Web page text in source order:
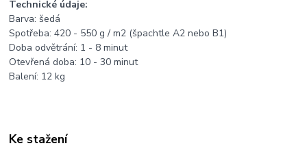
Technické údaje:
Barva: šedá
Spotřeba: 420 - 550 g / m2 (špachtle A2 nebo B1)
Doba odvětrání: 1 - 8 minut
Otevřená doba: 10 - 30 minut
Balení: 12 kg
Ke stažení